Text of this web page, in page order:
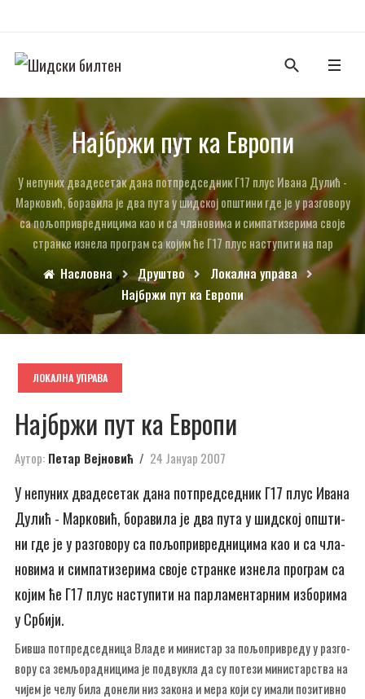
Нај­бр­жи пут ка Евро­пи
У не­пу­них два­де­се­так да­на пот­пред­сед­ник Г17 плус Ива­на Ду­лић -
Мар­ко­вић, бо­ра­ви­ла је два пу­та у шид­ској оп­шти­ни где је у раз­го­во­ру
са по­љо­при­вред­ни­ци­ма као и са чла­но­ви­ма и сим­па­ти­зе­ри­ма сво­је
стран­ке из­не­ла про­грам са ко­јим ће Г17 плус на­сту­пи­ти на пар­
Насловна
Друштво
Локална управа
Нај­бр­жи пут ка Евро­пи
ЛОКАЛНА УПРАВА
Нај­бр­жи пут ка Евро­пи
Аутор: Петар Вејновић 24 Јануар 2007
У не­пу­них два­де­се­так да­на пот­пред­сед­ник Г17 плус Ива­на
Ду­лић - Мар­ко­вић, бо­ра­ви­ла је два пу­та у шид­ској оп­шти­
ни где је у раз­го­во­ру са по­љо­при­вред­ни­ци­ма као и са чла­
но­ви­ма и сим­па­ти­зе­ри­ма сво­је стран­ке из­не­ла про­грам са
ко­јим ће Г17 плус на­сту­пи­ти на пар­ла­мен­тар­ним из­бо­ри­ма
у Ср­би­ји.
Бив­ша пот­пред­сед­ни­ца Вла­де и ми­ни­стар за по­љо­при­вре­ду у раз­го­
во­ру са зе­мљо­рад­ни­ци­ма је под­ву­кла да су по­те­зи ми­ни­стар­ства на
чи­јем је че­лу би­ла до­не­ли низ за­ко­на и ме­ра ко­ји су има­ли по­зи­тив­но